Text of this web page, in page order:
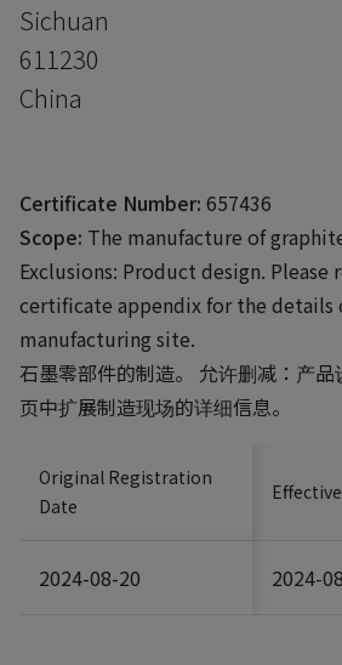
Sichuan
611230
China
Certificate Number: 657436
Scope: The manufacture of
Exclusions: Product design. Please
certificate appendix for the details
manufacturing site.
石墨零部件的制造。 允许删减：产
页中扩展制造现场的详细信息。
Original Registration
Date
2024-08-20 2024-